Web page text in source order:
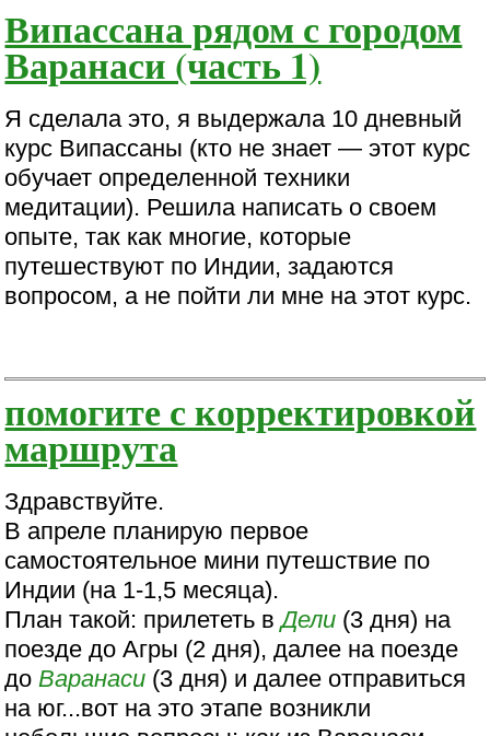
Випассана рядом с городом
Варанаси (часть 1)
Я сделала это, я выдержала 10 дневный
курс Випассаны (кто не знает — этот курс
обучает определенной техники
медитации). Решила написать о своем
опыте, так как многие, которые
путешествуют по Индии, задаются
вопросом, а не пойти ли мне на этот курс.
помогите с корректировкой
маршрута
Здравствуйте.
В апреле планирую первое
самостоятельное мини путешствие по
Индии (на 1-1,5 месяца).
План такой: прилететь вДели (3 дня) на
поезде до Агры (2 дня), далее на поезде
доВаранаси (3 дня) и далее отправиться
на юг...вот на это этапе возникли